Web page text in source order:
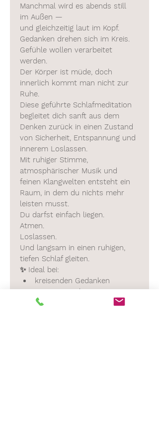
Manchmal wird es abends still
im Außen —
und gleichzeitig laut im Kopf.
Gedanken drehen sich im Kreis.
Gefühle wollen verarbeitet
werden.
Der Körper ist müde, doch
innerlich kommt man nicht zur
Ruhe.
Diese geführte Schlafmeditation
begleitet dich sanft aus dem
Denken zurück in einen Zustand
von Sicherheit, Entspannung und
innerem Loslassen.
Mit ruhiger Stimme,
atmosphärischer Musik und
feinen Klangwelten entsteht ein
Raum, in dem du nichts mehr
leisten musst.
Du darfst einfach liegen.
Atmen.
Loslassen.
Und langsam in einen ruhigen,
tiefen Schlaf gleiten.
✨ Ideal bei:
kreisenden Gedanken
innerer Unruhe
emotionaler Anspannung